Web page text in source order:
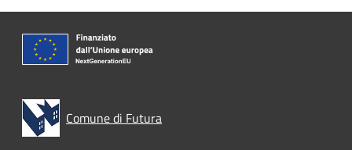
Comune di Futura